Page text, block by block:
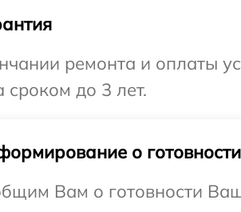
ремонта и оплаты
сроком до 3 лет.
о готовности
Вам о готовности